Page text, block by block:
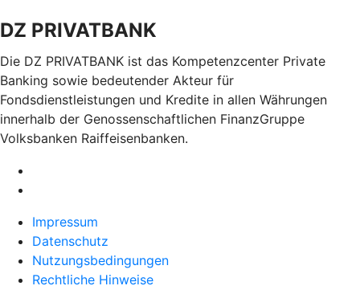
DZ PRIVATBANK
Die DZ PRIVATBANK ist das Kompetenzcenter Private
Banking sowie bedeutender Akteur für
Fondsdienstleistungen und Kredite in allen Währungen
innerhalb der Genossenschaftlichen FinanzGruppe
Volksbanken Raiffeisenbanken.
Impressum
Datenschutz
Nutzungsbedingungen
Rechtliche Hinweise